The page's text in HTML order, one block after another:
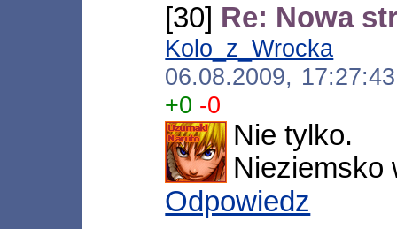
[30] Re: Nowa
Kolo_z_Wrocka
06.08.2009,
+0 -0
Nie tylko.
Nieziemsko
Odpowiedz